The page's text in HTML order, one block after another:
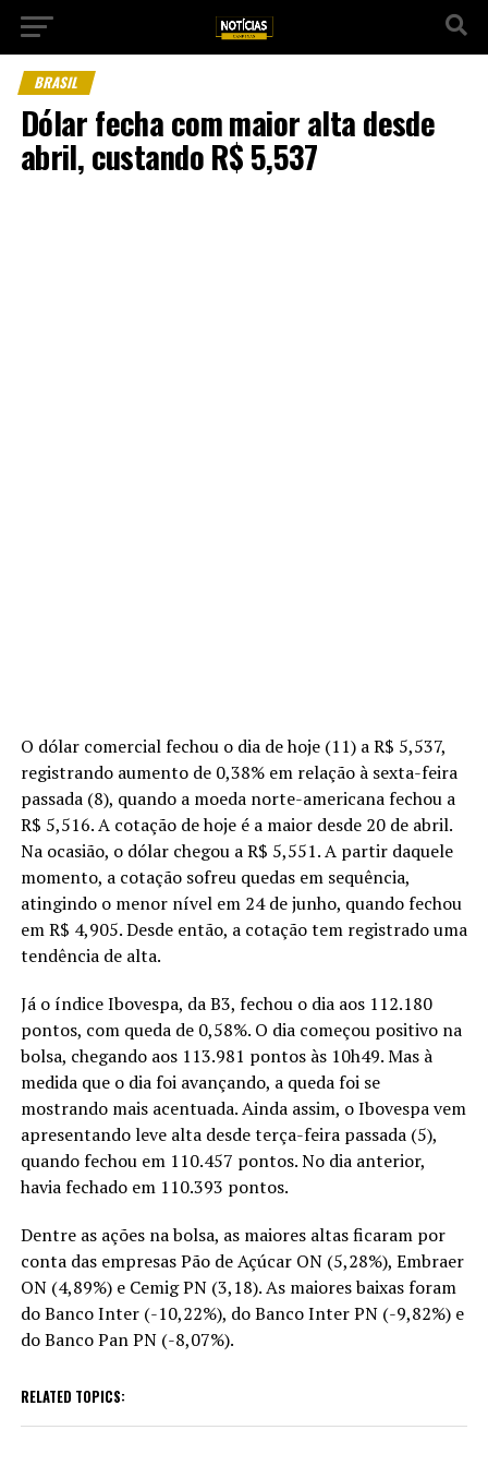
BRASIL
Dólar fecha com maior alta desde
abril, custando R$ 5,537
O dólar comercial fechou o dia de hoje (11) a R$ 5,537,
registrando aumento de 0,38% em relação à sexta-feira
passada (8), quando a moeda norte-americana fechou a
R$ 5,516. A cotação de hoje é a maior desde 20 de abril.
Na ocasião, o dólar chegou a R$ 5,551. A partir daquele
momento, a cotação sofreu quedas em sequência,
atingindo o menor nível em 24 de junho, quando fechou
em R$ 4,905. Desde então, a cotação tem registrado uma
tendência de alta.
Já o índice Ibovespa, da B3, fechou o dia aos 112.180
pontos, com queda de 0,58%. O dia começou positivo na
bolsa, chegando aos 113.981 pontos às 10h49. Mas à
medida que o dia foi avançando, a queda foi se
mostrando mais acentuada. Ainda assim, o Ibovespa vem
apresentando leve alta desde terça-feira passada (5),
quando fechou em 110.457 pontos. No dia anterior,
havia fechado em 110.393 pontos.
Dentre as ações na bolsa, as maiores altas ficaram por
conta das empresas Pão de Açúcar ON (5,28%), Embraer
ON (4,89%) e Cemig PN (3,18). As maiores baixas foram
do Banco Inter (-10,22%), do Banco Inter PN (-9,82%) e
do Banco Pan PN (-8,07%).
RELATED TOPICS: